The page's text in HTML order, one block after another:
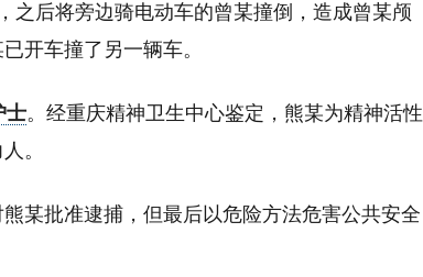
之后将旁边骑电动车的曾某撞倒，造成曾某颅
开车撞了另一辆车。
士。经重庆精神卫生中心鉴定，熊某为精神活性
。
某批准逮捕，但最后以危险方法危害公共安全